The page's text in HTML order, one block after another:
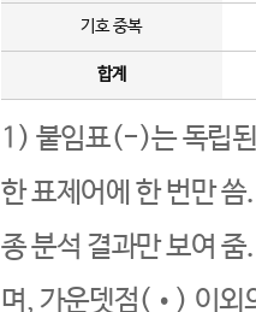
기호 중복
합계
1) 붙임표(-)는 독립된
한 표제어에 한 번만
종 분석 결과만 보여
며, 가운뎃점(•) 이외